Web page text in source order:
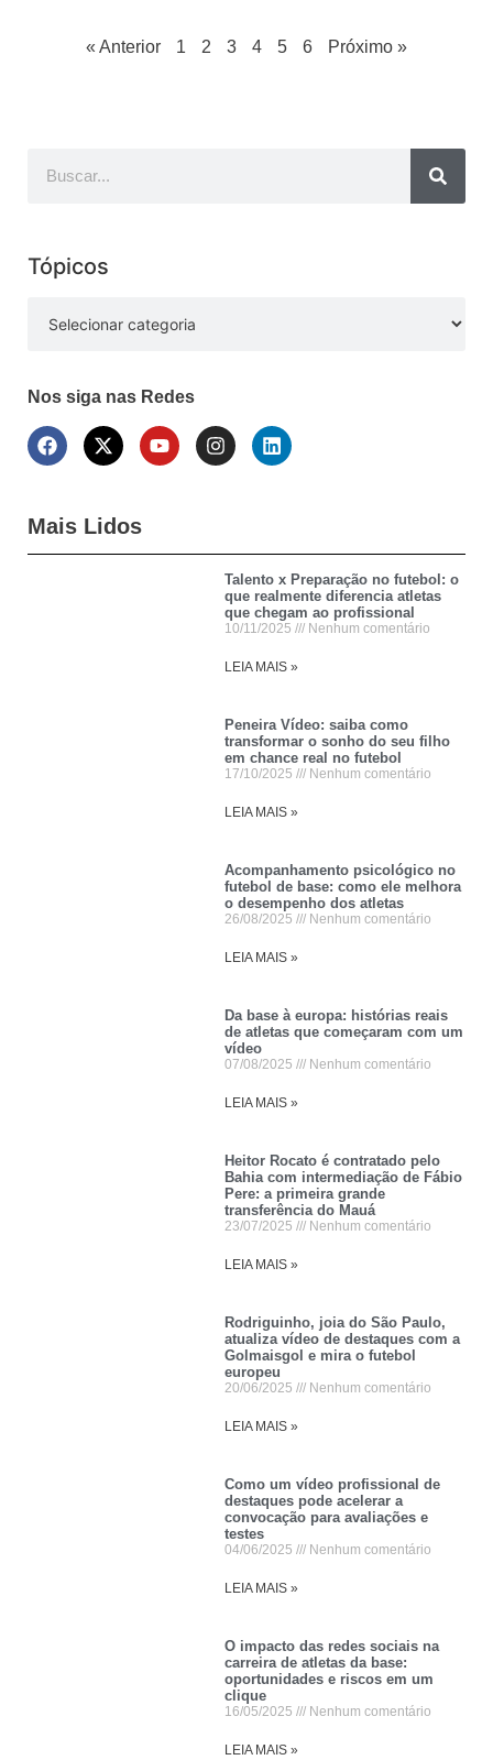
« Anterior 1 2 3 4 5 6 Próximo »
Tópicos
Nos siga nas Redes
Mais Lidos
Talento x Preparação no futebol: o
que realmente diferencia atletas
que chegam ao profissional
10/11/2025 Nenhum comentário
LEIA MAIS »
Peneira Vídeo: saiba como
transformar o sonho do seu filho
em chance real no futebol
17/10/2025 Nenhum comentário
LEIA MAIS »
Acompanhamento psicológico no
futebol de base: como ele melhora
o desempenho dos atletas
26/08/2025 Nenhum comentário
LEIA MAIS »
Da base à europa: histórias reais
de atletas que começaram com um
vídeo
07/08/2025 Nenhum comentário
LEIA MAIS »
Heitor Rocato é contratado pelo
Bahia com intermediação de Fábio
Pere: a primeira grande
transferência do Mauá
23/07/2025 Nenhum comentário
LEIA MAIS »
Rodriguinho, joia do São Paulo,
atualiza vídeo de destaques com a
Golmaisgol e mira o futebol
europeu
20/06/2025 Nenhum comentário
LEIA MAIS »
Como um vídeo profissional de
destaques pode acelerar a
convocação para avaliações e
testes
04/06/2025 Nenhum comentário
LEIA MAIS »
O impacto das redes sociais na
carreira de atletas da base:
oportunidades e riscos em um
clique
16/05/2025 Nenhum comentário
LEIA MAIS »